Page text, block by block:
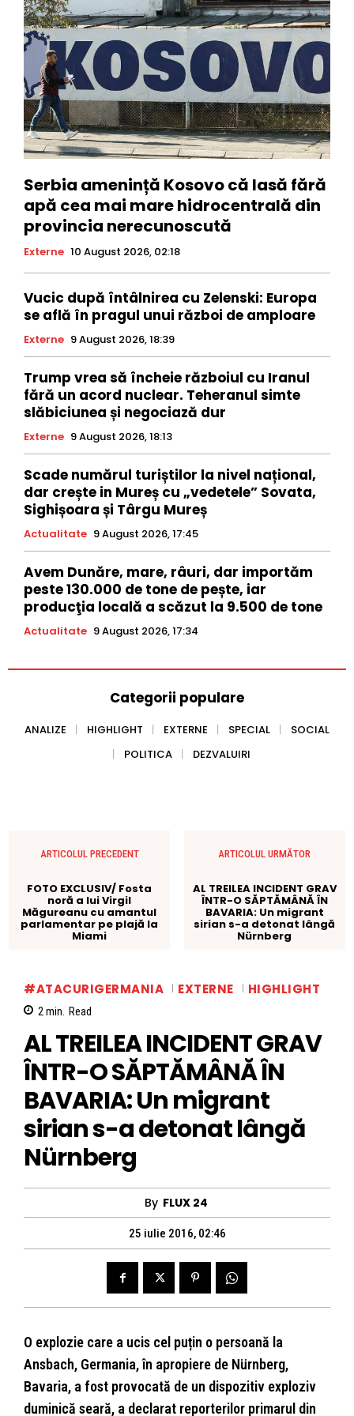
Serbia amenință Kosovo că lasă fără
apă cea mai mare hidrocentrală din
provincia nerecunoscută
Externe 10 August 2026, 02:18
Vucic după întâlnirea cu Zelenski: Europa
se află în pragul unui război de amploare
Externe 9 August 2026, 18:39
Trump vrea să încheie războiul cu Iranul
fără un acord nuclear. Teheranul simte
slăbiciunea și negociază dur
Externe 9 August 2026, 18:13
Scade numărul turiștilor la nivel național,
dar crește in Mureș cu „vedetele” Sovata,
Sighișoara și Târgu Mureș
Actualitate 9 August 2026, 17:45
Avem Dunăre, mare, râuri, dar importăm
peste 130.000 de tone de pește, iar
producţia locală a scăzut la 9.500 de tone
Actualitate 9 August 2026, 17:34
Categorii populare
ANALIZE HIGHLIGHT EXTERNE SPECIAL
SOCIAL
POLITICA
DEZVALUIRI
ARTICOLUL PRECEDENT
FOTO EXCLUSIV/ Fosta
noră a lui Virgil
Măgureanu cu amantul
parlamentar pe plajă la
Miami
ARTICOLUL URMĂTOR
AL TREILEA INCIDENT GRAV
ÎNTR-O SĂPTĂMÂNĂ ÎN
BAVARIA: Un migrant
sirian s-a detonat lângă
Nürnberg